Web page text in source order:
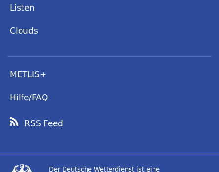
Listen
Clouds
METLIS+
Hilfe/FAQ
RSS Feed
Der Deutsche Wetterdienst ist eine